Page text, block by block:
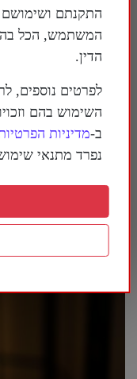
וושינגטון,
הפאלון גונג
התקנתם
המשתמש, הכל
הדין.
לפרטים נוספים,
השימוש בהם
ב-מדיניות
נפרד מתנאי